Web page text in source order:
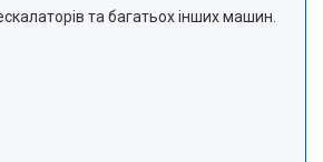
та багатьох інших машин.